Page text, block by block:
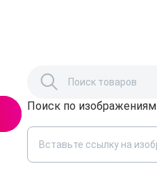
Поиск по изображениям